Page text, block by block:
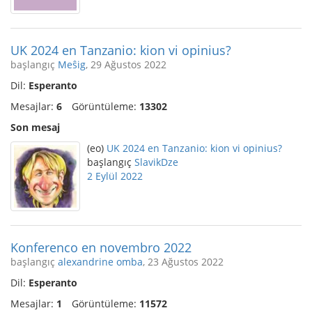
UK 2024 en Tanzanio: kion vi opinius?
başlangıç Meŝig, 29 Ağustos 2022
Dil: Esperanto
Mesajlar: 6 Görüntüleme: 13302
Son mesaj
(eo) UK 2024 en Tanzanio: kion vi opinius?
başlangıç SlavikDze
2 Eylül 2022
Konferenco en novembro 2022
başlangıç alexandrine omba, 23 Ağustos 2022
Dil: Esperanto
Mesajlar: 1 Görüntüleme: 11572